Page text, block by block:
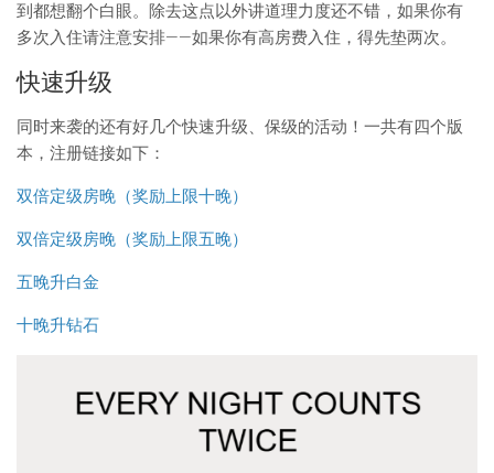
到都想翻个白眼。除去这点以外讲道理力度还不错，如果你有
多次入住请注意安排——如果你有高房费入住，得先垫两次。
快速升级
同时来袭的还有好几个快速升级、保级的活动！一共有四个版
本，注册链接如下：
双倍定级房晚（奖励上限十晚）
双倍定级房晚（奖励上限五晚）
五晚升白金
十晚升钻石